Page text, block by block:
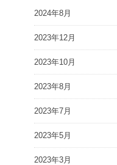
2024年8月
2023年12月
2023年10月
2023年8月
2023年7月
2023年5月
2023年3月